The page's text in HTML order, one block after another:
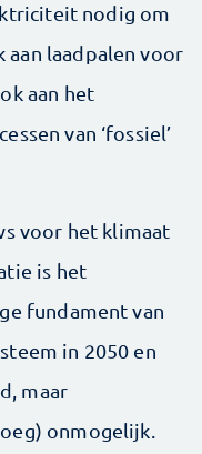
nodig om
aan laadpalen voor
aan het
van ‘fossiel’
voor het klimaat
is het
fundament van
in 2050 en
maar
onmogelijk.